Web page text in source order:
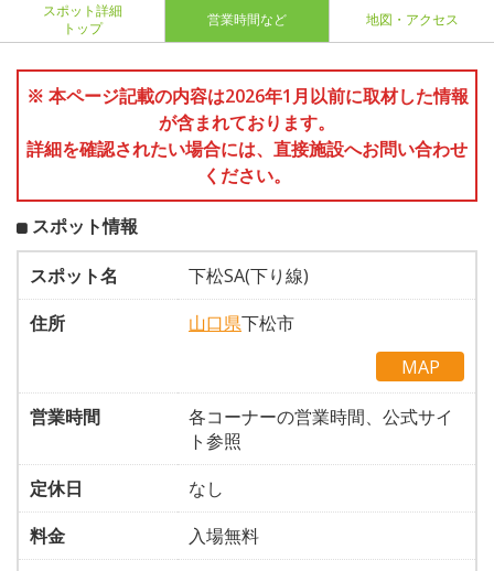
スポット詳細
トップ
営業時間など 地図・アクセス
※ 本ページ記載の内容は2026年1月以前に取材した情報
が含まれております。
詳細を確認されたい場合には、直接施設へお問い合わせ
ください。
スポット情報
スポット名
下松SA(下り線)
住所
山口県下松市
MAP
営業時間
各コーナーの営業時間、公式サイ
ト参照
定休日
なし
料金
入場無料